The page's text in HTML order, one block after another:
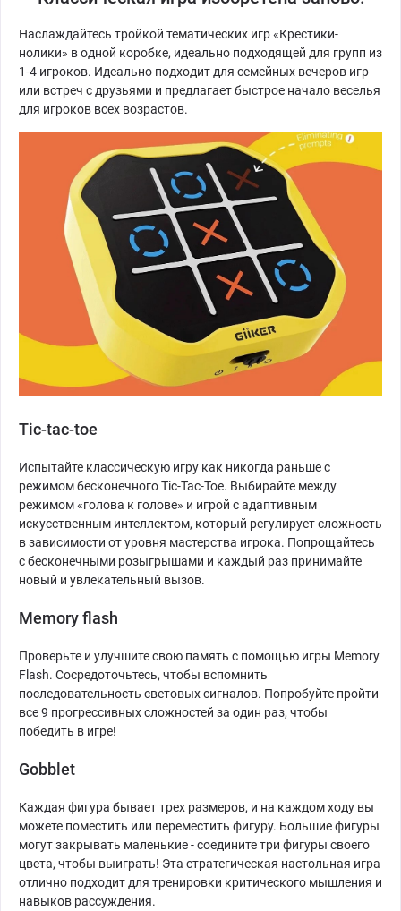
Наслаждайтесь тройкой тематических игр «Крестики-
нолики» в одной коробке, идеально подходящей для групп из
1-4 игроков. Идеально подходит для семейных вечеров игр
или встреч с друзьями и предлагает быстрое начало веселья
для игроков всех возрастов.
Tic-tac-toe
Испытайте классическую игру как никогда раньше с
режимом бесконечного Tic-Tac-Toe. Выбирайте между
режимом «голова к голове» и игрой с адаптивным
искусственным интеллектом, который регулирует сложность
в зависимости от уровня мастерства игрока. Попрощайтесь
с бесконечными розыгрышами и каждый раз принимайте
новый и увлекательный вызов.
Memory flash
Проверьте и улучшите свою память с помощью игры Memory
Flash. Сосредоточьтесь, чтобы вспомнить
последовательность световых сигналов. Попробуйте пройти
все 9 прогрессивных сложностей за один раз, чтобы
победить в игре!
Gobblet
Каждая фигура бывает трех размеров, и на каждом ходу вы
можете поместить или переместить фигуру. Большие фигуры
могут закрывать маленькие - соедините три фигуры своего
цвета, чтобы выиграть! Эта стратегическая настольная игра
отлично подходит для тренировки критического мышления и
навыков рассуждения.